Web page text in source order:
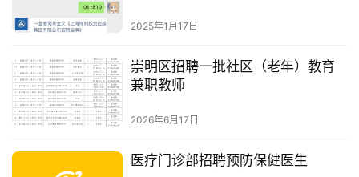
2025年1月17日
崇明区招聘一批社区（老年）教育
兼职教师
2026年6月17日
医疗门诊部招聘预防保健医生